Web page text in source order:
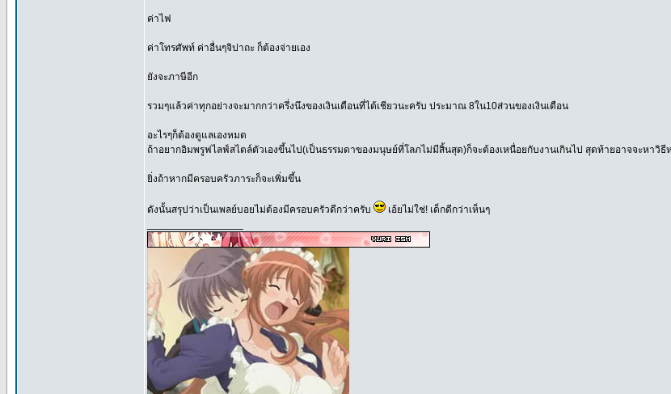
ค่าไฟ
ค่าโทรศัพท์ ค่าอื่นๆจิปาถะ ก็ต้องจ่ายเอง
ยังจะภาษีอีก
รวมๆแล้วค่าทุกอย่างจะมากกว่าครึ่งนึงของเงินเดือนที่ได้เชียวนะครับ ประมาณ 8ใน10ส่วนของเงินเดือน
อะไรๆก็ต้องดูแลเองหมด
ถ้าอยากอิมพรูฟไลฟ์สไตล์ตัวเองขึ้นไป(เป็นธรรมดาของมนุษย์ที่โลภไม่มีสิ้นสุด)ก็จะต้องเหนื่อยกับงานเกินไป สุดท้ายอาจจะหาวิธี
ยิ่งถ้าหากมีครอบครัวภาระก็จะเพิ่มขึ้น
ดังนั้นสรุปว่าเป็นเพลย์บอยไม่ต้องมีครอบครัวดีกว่าครับ
เอ้ยไม่ใช่! เด็กดีกว่าเห็นๆ